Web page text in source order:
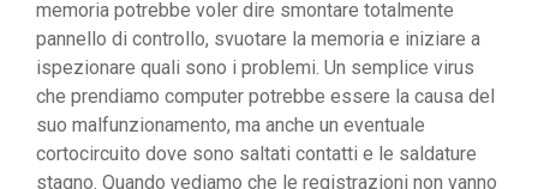
memoria potrebbe voler dire smontare totalmente
pannello di controllo, svuotare la memoria e iniziare a
ispezionare quali sono i problemi. Un semplice virus
che prendiamo computer potrebbe essere la causa del
suo malfunzionamento, ma anche un eventuale
cortocircuito dove sono saltati contatti e le saldature
stagno. Quando vediamo che le registrazioni non vanno